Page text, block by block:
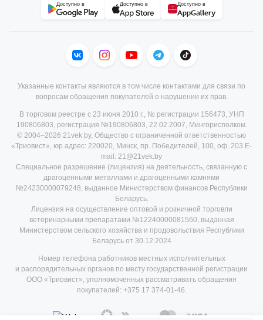
Доступно в Доступно в Доступно в
Указанные контакты являются в том числе контактами для связи по
вопросам обращения покупателей о нарушении их прав.
В торговом реестре с 23 июня 2010 г., № регистрации 156473, УНП
190806803, регистрация №190806803, 22.02.2007, Мингорисполком.
© 2004–2026 21vek.by, Общество с ограниченной ответственностью
«Триовист», юр.адрес: 220020, Минск, пр. Победителей, 100, оф. 203 E-
mail: 21@21vek.by
Специальное разрешение (лицензия) на деятельность, связанную с
драгоценными металлами и драгоценными камнями
№24230000079248, выданное Министерством финансов Республики
Беларусь.
Лицензия на осуществление оптовой и розничной торговли
ветеринарными препаратами №12240000081560, выданная
Министерством сельского хозяйства и продовольствия Республики
Беларусь от 30.12.2024
Номер телефона работников местных исполнительных
и распорядительных органов по месту государственной регистрации
ООО «Триовист», уполномоченных рассматривать обращения
покупателей: +375 17 374-01-46.